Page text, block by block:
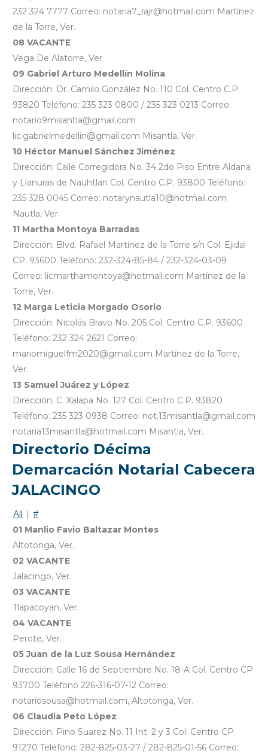
232 324 7777 Correo: notaria7_rajr@hotmail.com Martínez
de la Torre, Ver.
08 VACANTE
Vega De Alatorre, Ver.
09 Gabriel Arturo Medellín Molina
Dirección: Dr. Camilo González No. 110 Col. Centro C.P.
93820 Teléfono: 235 323 0800 / 235 323 0213 Correo:
notario9misantla@gmail.com
lic.gabrielmedellin@gmail.com Misantla, Ver.
10 Héctor Manuel Sánchez Jiménez
Dirección: Calle Corregidora No. 34 2do Piso Entre Aldana
y Llanuras de Nauhtlan Col. Centro C.P. 93800 Teléfono:
235 328 0045 Correo: notarynautla10@hotmail.com
Nautla, Ver.
11 Martha Montoya Barradas
Dirección: Blvd. Rafael Martínez de la Torre s/n Col. Ejidal
CP. 93600 Teléfono: 232-324-85-84 / 232-324-03-09
Correo: licmarthamontoya@hotmail.com Martínez de la
Torre, Ver.
12 Marga Leticia Morgado Osorio
Dirección: Nicolás Bravo No. 205 Col. Centro C.P. 93600
Teléfono: 232 324 2621 Correo:
mariomiguelfm2020@gmail.com Martínez de la Torre,
Ver.
13 Samuel Juárez y López
Dirección: C. Xalapa No. 127 Col. Centro C.P. 93820
Teléfono: 235 323 0938 Correo: not.13misantla@gmail.com
notaria13misantla@hotmail.com Misantla, Ver.
Directorio Décima
Demarcación Notarial Cabecera
JALACINGO
All | #
01 Manlio Favio Baltazar Montes
Altotonga, Ver.
02 VACANTE
Jalacingo, Ver.
03 VACANTE
Tlapacoyan, Ver.
04 VACANTE
Perote, Ver.
05 Juan de la Luz Sousa Hernández
Dirección: Calle 16 de Septiembre No. 18-A Col. Centro CP.
93700 Teléfono 226-316-07-12 Correo:
notariosousa@hotmail.com, Altotonga, Ver.
06 Claudia Peto López
Dirección: Pino Suarez No. 11 Int. 2 y 3 Col. Centro CP.
91270 Teléfono: 282-825-03-27 / 282-825-01-56 Correo: